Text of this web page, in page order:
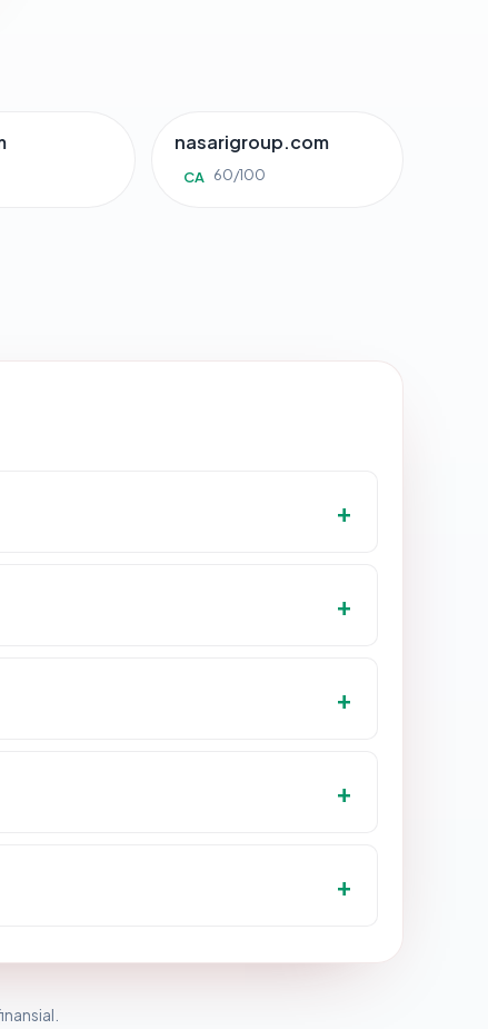
nasarigroup.com
CA 60/100